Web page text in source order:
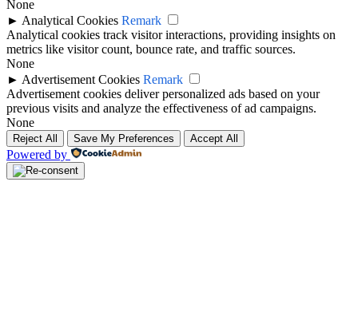
None
► Analytical Cookies Remark
Analytical cookies track visitor interactions, providing insights on
metrics like visitor count, bounce rate, and traffic sources.
None
► Advertisement Cookies Remark
Advertisement cookies deliver personalized ads based on your
previous visits and analyze the effectiveness of ad campaigns.
None
Reject All Save My Preferences Accept All
Powered by